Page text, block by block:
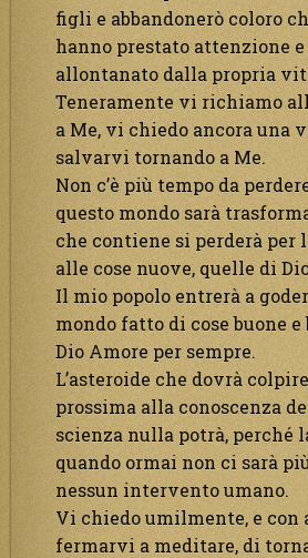
figli e abbandonerò coloro
hanno prestato attenzione
allontanato dalla propria
Teneramente vi richiamo
a Me, vi chiedo ancora una
salvarvi tornando a Me.
Non c’è più tempo da
questo mondo sarà
che contiene si perderà per
alle cose nuove, quelle di
Il mio popolo entrerà a
mondo fatto di cose buone
Dio Amore per sempre.
L’asteroide che dovrà
prossima alla conoscenza
scienza nulla potrà, perché
quando ormai non ci sarà
nessun intervento umano.
Vi chiedo umilmente, e con
fermarvi a meditare, di